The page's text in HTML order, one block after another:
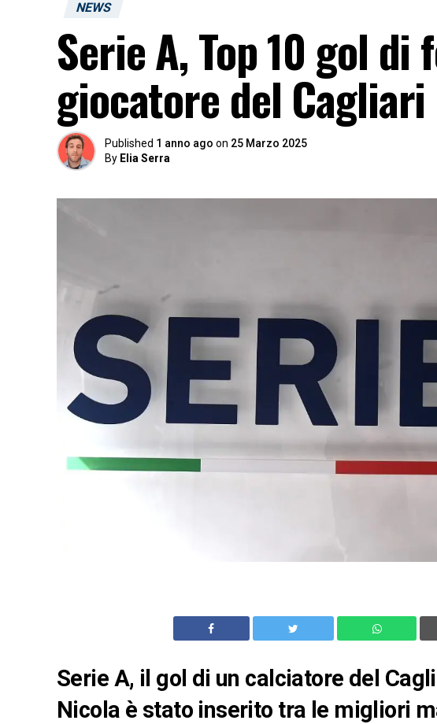
NEWS
Serie A, Top 10 gol di
giocatore del Cagliari
Published 1 anno ago on 25 Marzo 2025
By Elia Serra
Serie A, il gol di un calciatore del
Nicola è stato inserito tra le migliori